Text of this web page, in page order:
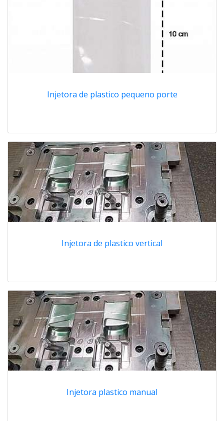
Injetora de plastico pequeno porte
Injetora de plastico vertical
Injetora plastico manual